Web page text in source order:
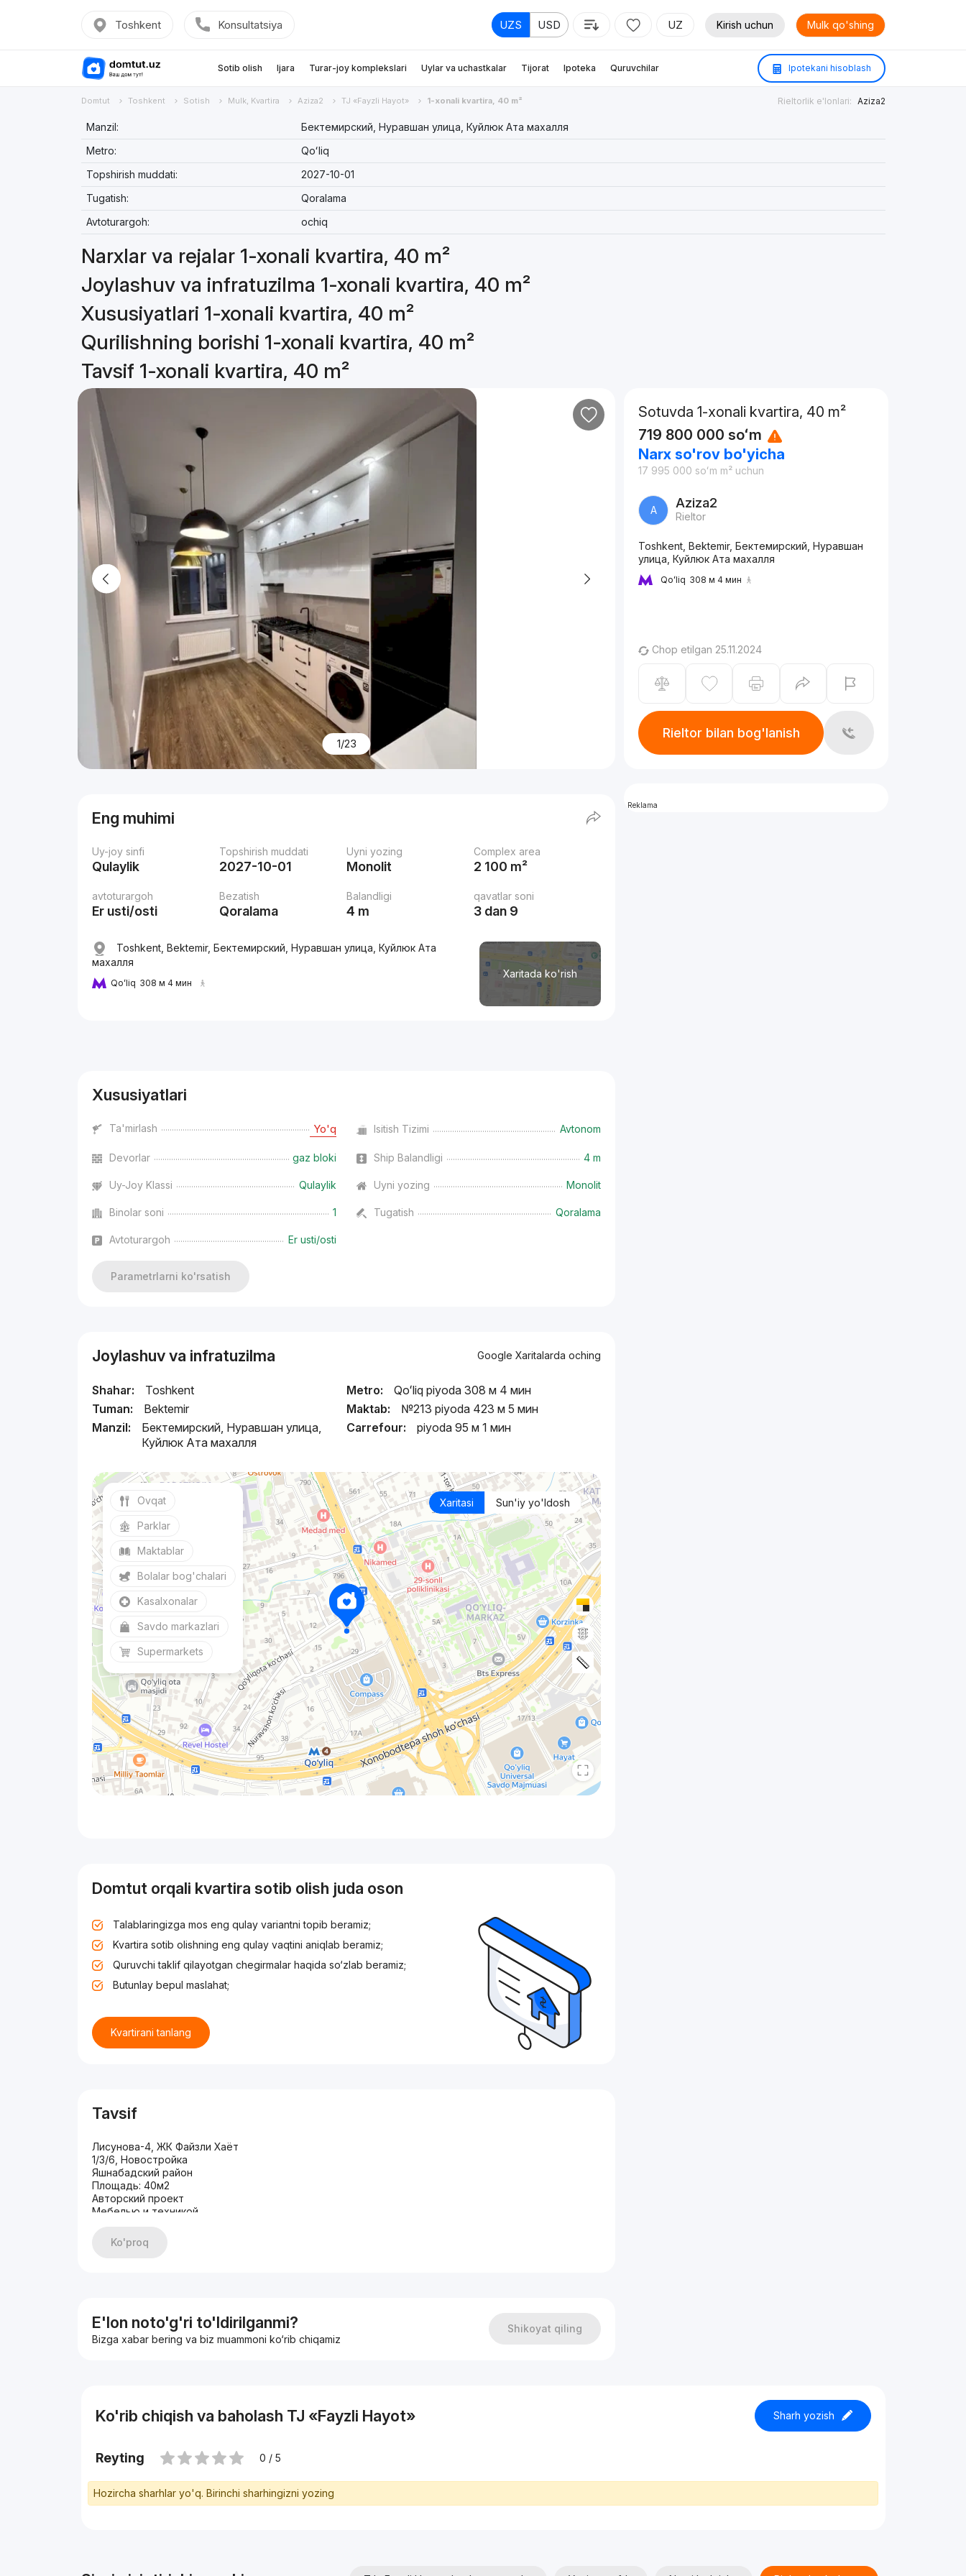
Toshkent Konsultatsiya UZS USD UZ Kirish uchun Mulk qo'shing
Sotib olish Ijara Turar-joy komplekslari Uylar va uchastkalar Tijorat Ipoteka Quruvchilar Ipotekani hisoblash
Domtut Toshkent Sotish Mulk, Kvartira Aziza2 TJ «Fayzli Hayot» 1-xonali kvartira, 40 m² Rieltorlik e'lonlari: Aziza2
Manzil:
Бектемирский, Нуравшан улица, Куйлюк Ата махалля
Metro:
Qoʻliq
Topshirish muddati:
2027-10-01
Tugatish:
Qoralama
Avtoturargoh:
ochiq
Narxlar va rejalar 1-xonali kvartira, 40 m²
Joylashuv va infratuzilma 1-xonali kvartira, 40 m²
Xususiyatlari 1-xonali kvartira, 40 m²
Qurilishning borishi 1-xonali kvartira, 40 m²
Tavsif 1-xonali kvartira, 40 m²
1/23
Eng muhimi
Uy-joy sinfi
Qulaylik
Topshirish muddati
2027-10-01
Uyni yozing
Monolit
Complex area
2 100 m²
avtoturargoh
Er usti/osti
Bezatish
Qoralama
Balandligi
4 m
qavatlar soni
3 dan 9
Xaritada ko'rish
Toshkent, Bektemir, Бектемирский, Нуравшан улица, Куйлюк Ата
махалля
Qoʻliq 308 м 4 мин
Xususiyatlari
Ta'mirlash Yo'q Isitish Tizimi Avtonom
Devorlar gaz bloki Ship Balandligi 4 m
Uy-Joy Klassi Qulaylik Uyni yozing Monolit
Binolar soni 1 Tugatish Qoralama
Avtoturargoh Er usti/osti
Parametrlarni ko'rsatish
Joylashuv va infratuzilma Google Xaritalarda oching
Shahar:
Toshkent
Tuman:
Bektemir
Manzil:
Бектемирский, Нуравшан улица,
Куйлюк Ата махалля
Metro:
Qoʻliq piyoda 308 м 4 мин
Maktab:
№213 piyoda 423 м 5 мин
Carrefour:
piyoda 95 м 1 мин
Xaritasi Sun'iy yo'ldosh
Ovqat
Parklar
Maktablar
Bolalar bog'chalari
Kasalxonalar
Savdo markazlari
Supermarkets
Domtut orqali kvartira sotib olish juda oson
Talablaringizga mos eng qulay variantni topib beramiz;
Kvartira sotib olishning eng qulay vaqtini aniqlab beramiz;
Quruvchi taklif qilayotgan chegirmalar haqida so‘zlab beramiz;
Butunlay bepul maslahat;
Kvartirani tanlang
Tavsif
Лисунова-4, ЖК Файзли Хаёт
1/3/6, Новостройка
Яшнабадский район
Площадь: 40м2
Авторский проект
Мебелью и техникой
Дорогой ремонт, качественные материалы
Вся техника Hoffman
Ориентир: Андалус супермаркет, 166-школа
ЦЕНА: 59.000$ окончательная без торга
+99890 908-62-66 Азиза
Ko'proq
E'lon noto'g'ri to'ldirilganmi?
Bizga xabar bering va biz muammoni ko‘rib chiqamiz
Shikoyat qiling
Sotuvda 1-xonali kvartira, 40 m²
719 800 000 soʻm
Narx so'rov bo'yicha
17 995 000 soʻm m² uchun
A Aziza2
Rieltor
Toshkent, Bektemir, Бектемирский, Нуравшан
улица, Куйлюк Ата махалля
Qoʻliq 308 м 4 мин
Chop etilgan 25.11.2024
Rieltor bilan bog'lanish
Reklama
Ko'rib chiqish va baholash TJ «Fayzli Hayot» Sharh yozish
Reyting 0 / 5
Hozircha sharhlar yo'q. Birinchi sharhingizni yozing